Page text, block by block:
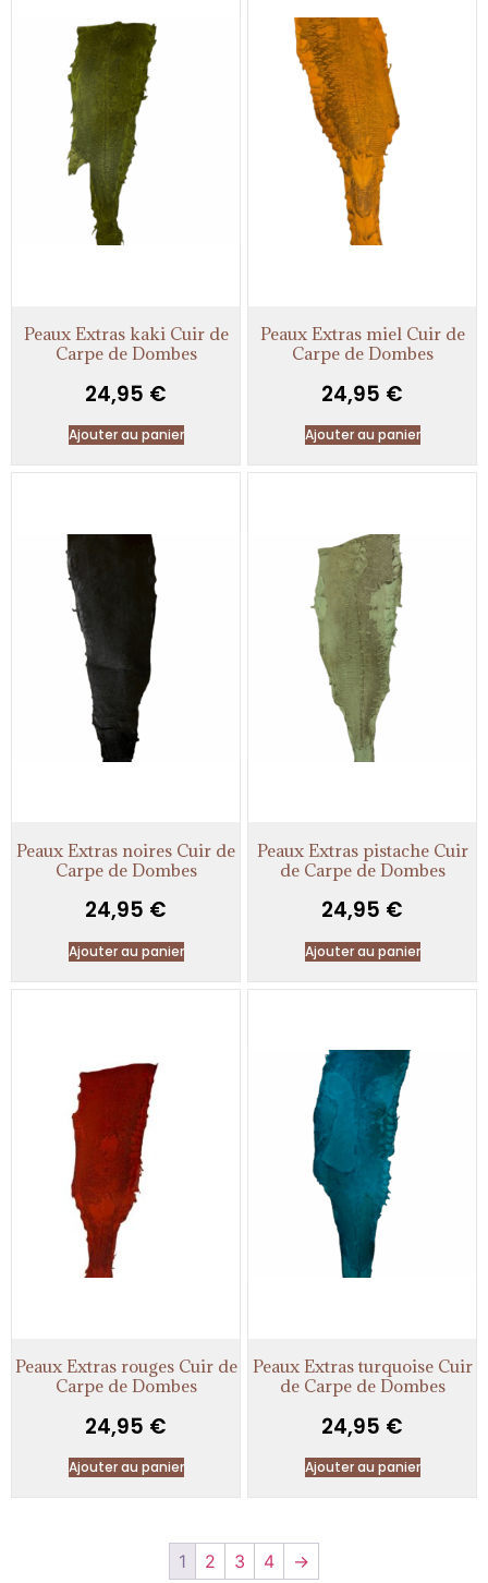
Peaux Extras kaki Cuir de
Carpe de Dombes
24,95 €
Ajouter au panier
Peaux Extras miel Cuir de
Carpe de Dombes
24,95 €
Ajouter au panier
Peaux Extras noires Cuir de
Carpe de Dombes
24,95 €
Ajouter au panier
Peaux Extras pistache Cuir
de Carpe de Dombes
24,95 €
Ajouter au panier
Peaux Extras rouges Cuir de
Carpe de Dombes
24,95 €
Ajouter au panier
Peaux Extras turquoise Cuir
de Carpe de Dombes
24,95 €
Ajouter au panier
1 2 3 4 →